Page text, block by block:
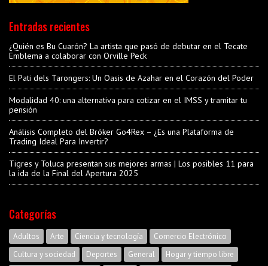
Entradas recientes
¿Quién es Bu Cuarón? La artista que pasó de debutar en el Tecate
Emblema a colaborar con Orville Peck
El Pati dels Tarongers: Un Oasis de Azahar en el Corazón del Poder
Modalidad 40: una alternativa para cotizar en el IMSS y tramitar tu
pensión
Análisis Completo del Bróker Go4Rex – ¿Es una Plataforma de
Trading Ideal Para Invertir?
Tigres y Toluca presentan sus mejores armas | Los posibles 11 para
la ida de la Final del Apertura 2025
Categorías
Adultos Arte Ciencia y tecnología
Comercio Electrónico
Cultura y sociedad
Deportes General Hogar y tiempo libre